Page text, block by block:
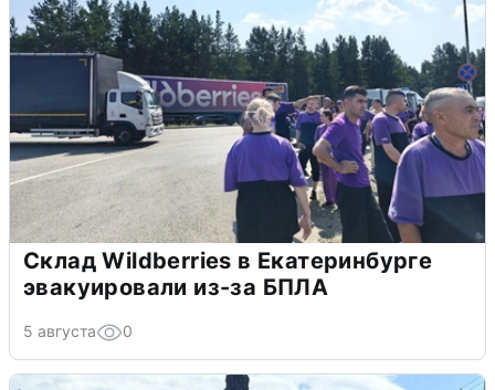
Склад Wildberries в Екатеринбурге
эвакуировали из-за БПЛА
5 августа 0